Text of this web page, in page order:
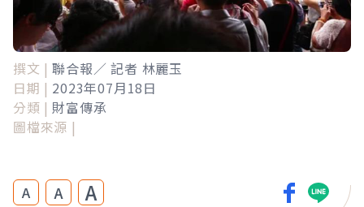
撰文 | 聯合報／ 記者 林麗玉
日期 | 2023年07月18日
分類 | 財富傳承
圖檔來源 |
A A A